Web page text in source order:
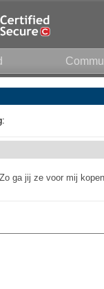
ga jij ze voor mij